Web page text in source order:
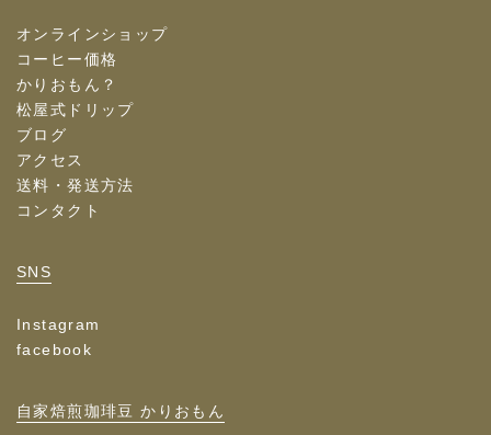
オンラインショップ
コーヒー価格
かりおもん？
松屋式ドリップ
ブログ
アクセス
送料・発送方法
コンタクト
SNS
Instagram
facebook
自家焙煎珈琲豆 かりおもん